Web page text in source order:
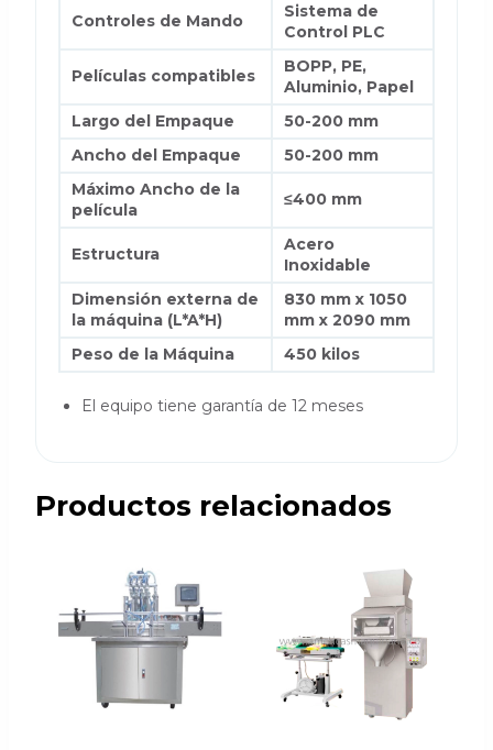
Controles de Mando
Sistema de
Control PLC
Películas compatibles
BOPP, PE,
Aluminio, Papel
Largo del Empaque
50-200 mm
Ancho del Empaque
50-200 mm
Máximo Ancho de la
película
≤400 mm
Estructura
Acero
Inoxidable
Dimensión externa de
la máquina (L*A*H)
830 mm x 1050
mm x 2090 mm
Peso de la Máquina
450 kilos
El equipo tiene garantía de 12 meses
Productos relacionados